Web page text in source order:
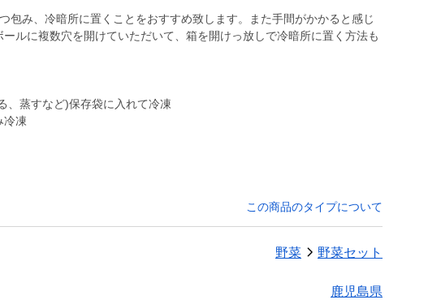
包み、冷暗所に置くことをおすすめ致します。また手間がかかると感じ
ルに複数穴を開けていただいて、箱を開けっ放しで冷暗所に置く方法も
蒸すなど)保存袋に入れて冷凍
この商品のタイプについて
野菜 野菜セット
鹿児島県